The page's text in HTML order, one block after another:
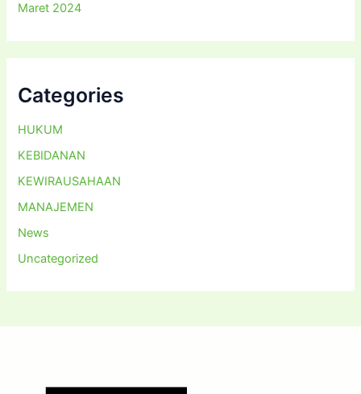
Maret 2024
Categories
HUKUM
KEBIDANAN
KEWIRAUSAHAAN
MANAJEMEN
News
Uncategorized